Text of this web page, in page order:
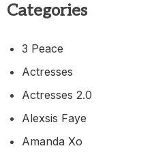
Categories
3 Peace
Actresses
Actresses 2.0
Alexsis Faye
Amanda Xo